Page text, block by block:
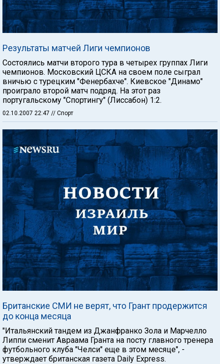
Результаты матчей Лиги чемпионов
Состоялись матчи второго тура в четырех группах Лиги
чемпионов. Московский ЦСКА на своем поле сыграл
вничью с турецким "Фенербахче". Киевское "Динамо"
проиграло второй матч подряд. На этот раз
португальскому "Спортингу" (Лиссабон) 1:2.
02.10.2007 22:47 // Спорт
Британские СМИ не верят, что Грант продержится
до конца месяца
"Итальянский тандем из Джанфранко Зола и Марчелло
Липпи сменит Авраама Гранта на посту главного тренера
футбольного клуба "Челси" еще в этом месяце", -
утверждает британская газета Daily Express.